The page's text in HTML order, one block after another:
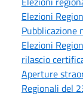
Elezioni
Pubblicazione
Elezioni
rilascio
Aperture
Regionali del